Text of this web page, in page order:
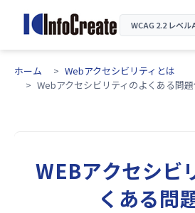
WCAG 2.2 レベル
ホーム
Webアクセシビリティとは
Webアクセシビリティのよくある問
WEBアクセシビ
くある問